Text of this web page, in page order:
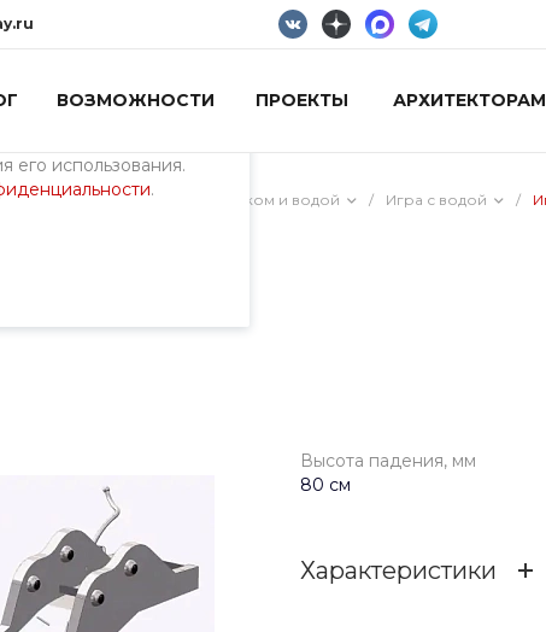
и
его использования.
.
ВОЗМОЖНОСТИ ПРОЕКТЫ
/ Песочницы, игра с песком и водой / Игра с водой /
1
Высота падения, мм
80 см
Характеристики